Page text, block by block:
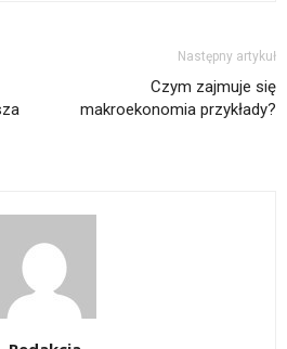
Następny artykuł
Czym zajmuje się
makroekonomia przykłady?